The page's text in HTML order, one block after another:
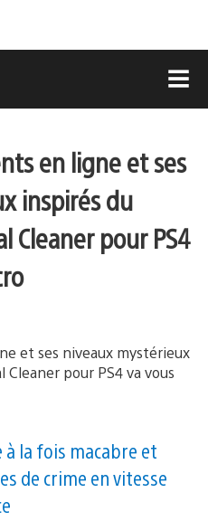
en ligne et ses
inspirés du
Cleaner pour PS4
la fois macabre et
de crime en vitesse